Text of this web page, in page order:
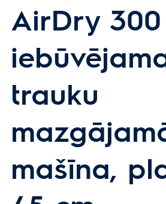
AirDry 300
trauku
mašīna,